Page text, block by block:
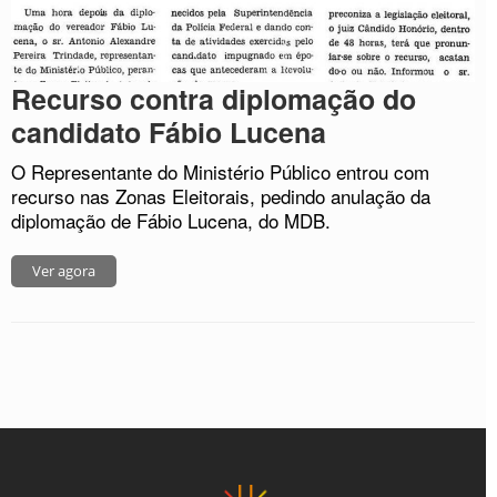
Recurso contra diplomação do
candidato Fábio Lucena
O Representante do Ministério Público entrou com
recurso nas Zonas Eleitorais, pedindo anulação da
diplomação de Fábio Lucena, do MDB.
Ver agora